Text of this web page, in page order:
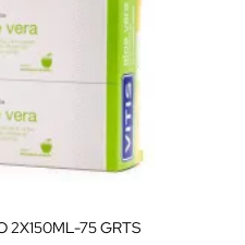
2X150ML-75 GRTS